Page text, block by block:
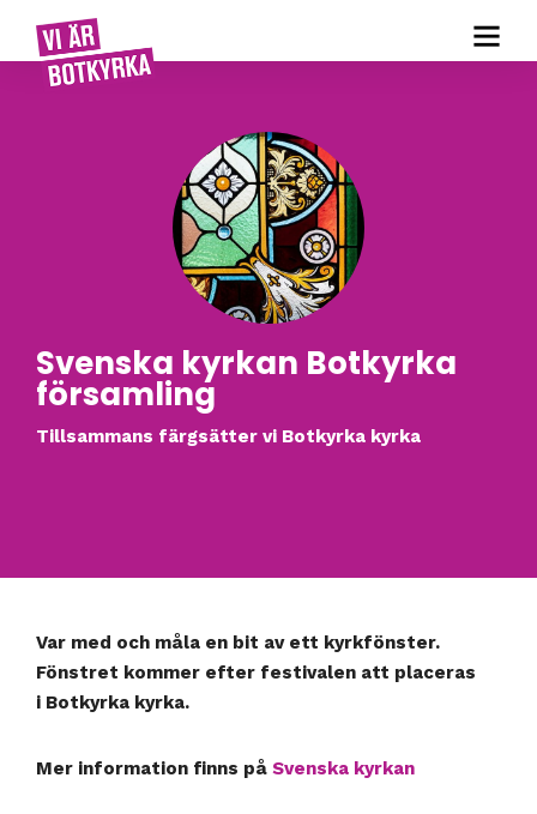
Svenska kyrkan Botkyrka
församling
Tillsammans färgsätter vi Botkyrka kyrka
Var med och måla en bit av ett kyrkfönster.
Fönstret kommer efter festivalen att placeras
i Botkyrka kyrka.
Mer information finns på Svenska kyrkan